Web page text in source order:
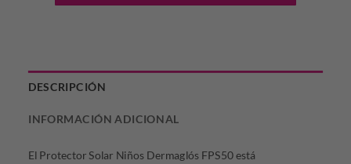
DESCRIPCIÓN
INFORMACIÓN ADICIONAL
El Protector Solar Niños Dermaglós FPS50 está